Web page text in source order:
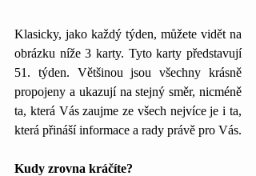
Klasicky, jako každý týden, můžete vidět na
obrázku níže 3 karty. Tyto karty představují
51. týden. Většinou jsou všechny krásně
propojeny a ukazují na stejný směr, nicméně
ta, která Vás zaujme ze všech nejvíce je i ta,
Kudy zrovna kráčíte?